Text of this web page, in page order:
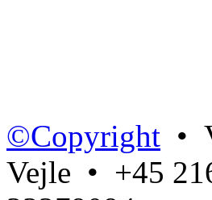
©Copyright •
Vejle • +45